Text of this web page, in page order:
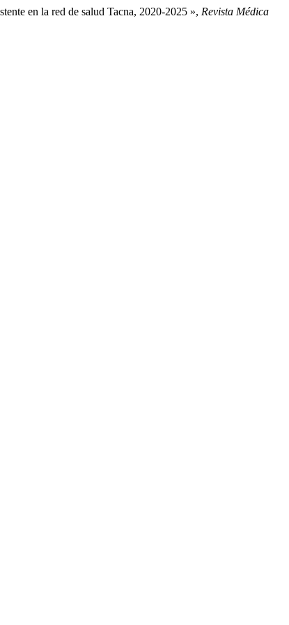
en la red de salud Tacna, 2020-2025 », Revista Médica